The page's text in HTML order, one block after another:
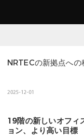
NRTECの新拠点へ
2025-12-01
19階の新しいオフィ
ョン、より高い目標